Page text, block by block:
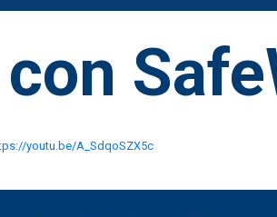
youtu.be/A_SdqoSZX5c